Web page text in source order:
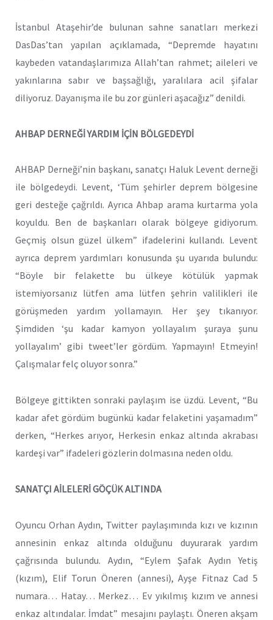
İstanbul Ataşehir’de bulunan sahne sanatları merkezi
DasDas’tan yapılan açıklamada, “Depremde hayatını
kaybeden vatandaşlarımıza Allah’tan rahmet; aileleri ve
yakınlarına sabır ve başsağlığı, yaralılara acil şifalar
diliyoruz. Dayanışma ile bu zor günleri aşacağız” denildi.
AHBAP DERNEĞİ YARDIM İÇİN BÖLGEDEYDİ
AHBAP Derneği’nin başkanı, sanatçı Haluk Levent derneği
ile bölgedeydi. Levent, ‘Tüm şehirler deprem bölgesine
geri desteğe çağrıldı. Ayrıca Ahbap arama kurtarma yola
koyuldu. Ben de başkanları olarak bölgeye gidiyorum.
Geçmiş olsun güzel ülkem” ifadelerini kullandı. Levent
ayrıca deprem yardımları konusunda şu uyarıda bulundu:
“Böyle bir felakette bu ülkeye kötülük yapmak
istemiyorsanız lütfen ama lütfen şehrin valilikleri ile
görüşmeden yardım yollamayın. Her şey tıkanıyor.
Şimdiden ‘şu kadar kamyon yollayalım şuraya şunu
yollayalım’ gibi tweet’ler gördüm. Yapmayın! Etmeyin!
Çalışmalar felç oluyor sonra.”
Bölgeye gittikten sonraki paylaşım ise üzdü. Levent, “Bu
kadar afet gördüm bugünkü kadar felaketini yaşamadım”
derken, “Herkes arıyor, Herkesin enkaz altında akrabası
kardeşi var” ifadeleri gözlerin dolmasına neden oldu.
SANATÇI AİLELERİ GÖÇÜK ALTINDA
Oyuncu Orhan Aydın, Twitter paylaşımında kızı ve kızının
annesinin enkaz altında olduğunu duyurarak yardım
çağrısında bulundu. Aydın, “Eylem Şafak Aydın Yetiş
(kızım), Elif Torun Öneren (annesi), Ayşe Fitnaz Cad 5
numara… Hatay… Merkez… Ev yıkılmış kızım ve annesi
enkaz altındalar. İmdat” mesajını paylaştı. Öneren akşam